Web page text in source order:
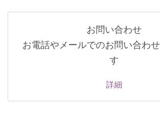
お問い合わせ
お電話やメールでのお問い合わ
す
詳細